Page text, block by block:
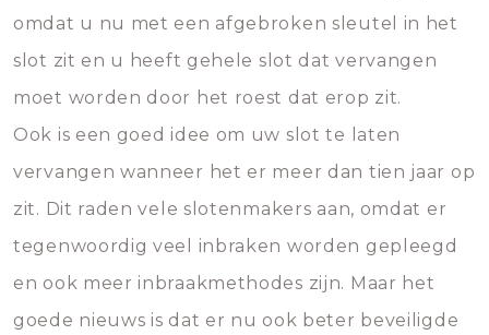
omdat u nu met een afgebroken sleutel in het
slot zit en u heeft gehele slot dat vervangen
moet worden door het roest dat erop zit.
Ook is een goed idee om uw slot te laten
vervangen wanneer het er meer dan tien jaar op
zit. Dit raden vele slotenmakers aan, omdat er
tegenwoordig veel inbraken worden gepleegd
en ook meer inbraakmethodes zijn. Maar het
goede nieuws is dat er nu ook beter beveiligde